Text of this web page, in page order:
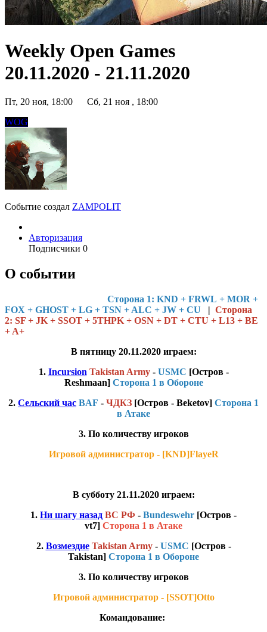
Weekly Open Games
20.11.2020 - 21.11.2020
Пт, 20 ноя, 18:00
Сб, 21 ноя , 18:00
WOG
Событие создал ZAMPOLIT
Авторизация
Подписчики 0
О событии
Cторона 1: KND + FRWL + MOR +
FOX + GHOST + LG + TSN + ALC + JW + CU | Сторона
2: SF + JK + SSOT + 5THPK + OSN + DT + CTU + L13 + BE
+ A+
В пятницу 20.11.2020 играем:
1. Incursion Takistan Army - USMC [Остров -
Reshmaan] Сторона 1 в Обороне
2. Сельский час BAF - ЧДКЗ [Остров - Beketov] Сторона 1
в Атаке
3. По количеству игроков
Игровой администратор - [KND]FlayeR
В субботу 21.11.2020 играем:
1. Ни шагу назад ВС РФ - Bundeswehr [Остров -
vt7] Сторона 1 в Атаке
2. Возмездие Takistan Army- USMC [Остров -
Takistan] Сторона 1 в Обороне
3. По количеству игроков
Игровой администратор - [SSOT]Otto
Командование: